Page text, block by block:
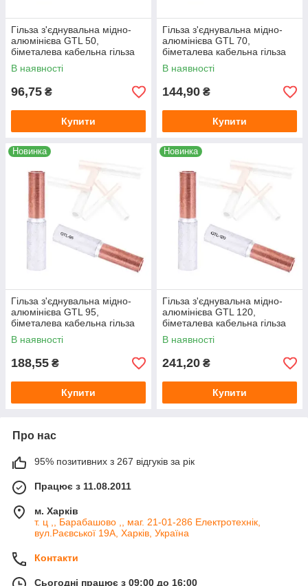
Гільза з'єднувальна мідно-
алюмінієва GTL 50,
біметалева кабельна гільза
50 мм² для з'єднання мідного
та алюмінієвого кабелю під
В наявності
96,75 ₴
Купити
Гільза з'єднувальна мідно-
алюмінієва GTL 70,
біметалева кабельна гільза
70 мм² для з'єднання мідного
та алюмінієвого кабелю під
В наявності
144,90 ₴
Купити
Новинка
Гільза з'єднувальна мідно-
алюмінієва GTL 95,
біметалева кабельна гільза
95 мм² для з'єднання мідного
та алюмінієвого кабелю під
В наявності
188,55 ₴
Купити
Новинка
Гільза з'єднувальна мідно-
алюмінієва GTL 120,
біметалева кабельна гільза
120 мм² для з'єднання
мідного та алюмінієвого
В наявності
241,20 ₴
Купити
Про нас
95% позитивних з 267 відгуків за рік
Працює з 11.08.2011
м. Харків
т. ц ,, Барабашово ,, маг. 21-01-286 Електротехнік,
вул.Раєвської 19А, Харків, Україна
Контакти
Сьогодні працює з 09:00 до 16:00